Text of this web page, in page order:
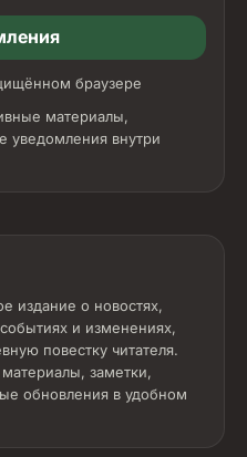
браузере
материалы,
уведомления внутри
издание о новостях,
и изменениях,
повестку читателя.
заметки,
обновления в удобном